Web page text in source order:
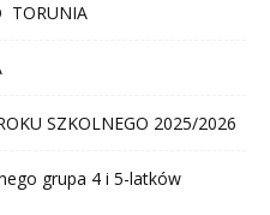
TORUNIA
SZKOLNEGO 2025/2026
grupa 4 i 5-latków